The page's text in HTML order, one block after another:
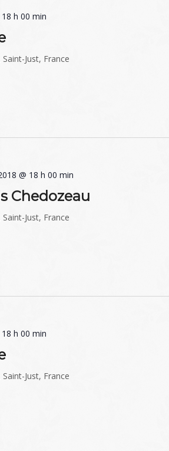
h 00 min
Just, France
@ 18 h 00 min
Chedozeau
Just, France
h 00 min
Just, France